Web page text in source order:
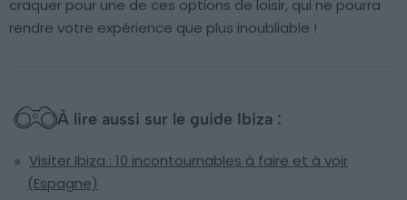
craquer pour une de ces options de loisir, qui ne pourra
rendre votre expérience que plus inoubliable !
À lire aussi sur le guide Ibiza :
Visiter Ibiza : 10 incontournables à faire et à voir
(Espagne)